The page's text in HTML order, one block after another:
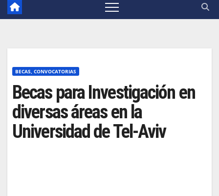
BECAS, CONVOCATORIAS
Becas para Investigación en
diversas áreas en la
Universidad de Tel-Aviv